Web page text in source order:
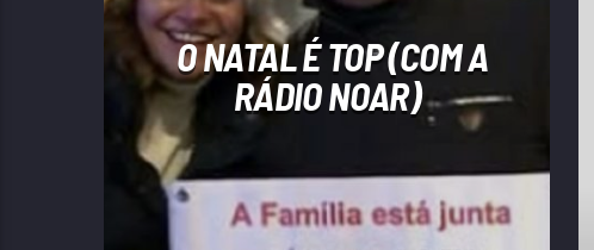
O NATAL É TOP (COM A
RÁDIO NOAR)